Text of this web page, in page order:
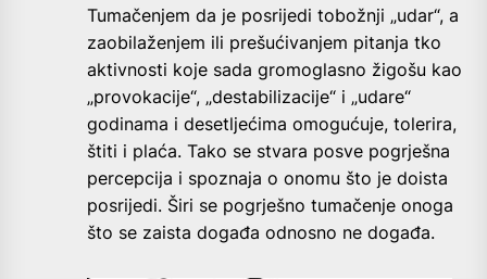
Tumačenjem da je posrijedi tobožnji „udar“, a
zaobilaženjem ili prešućivanjem pitanja tko
aktivnosti koje sada gromoglasno žigošu kao
„provokacije“, „destabilizacije“ i „udare“
godinama i desetljećima omogućuje, tolerira,
štiti i plaća. Tako se stvara posve pogrješna
percepcija i spoznaja o onomu što je doista
posrijedi. Širi se pogrješno tumačenje onoga
što se zaista događa odnosno ne događa.